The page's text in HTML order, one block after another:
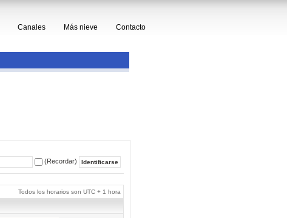
Canales Más nieve Contacto
(Recordar)
Todos los horarios son UTC + 1 hora